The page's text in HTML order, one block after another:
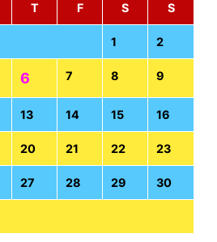
T F S S
1 2
6 7 8 9
13 14 15 16
20 21 22 23
27 28 29 30